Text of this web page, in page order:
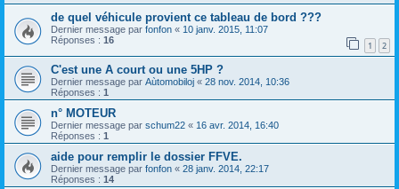
de quel véhicule provient ce tableau de bord ???
Dernier message par fonfon « 10 janv. 2015, 11:07
Réponses : 16 1 2
C'est une A court ou une 5HP ?
Dernier message par Aùtomobiloj « 28 nov. 2014, 10:36
Réponses : 1
n° MOTEUR
Dernier message par schum22 « 16 avr. 2014, 16:40
Réponses : 1
aide pour remplir le dossier FFVE.
Dernier message par fonfon « 28 janv. 2014, 22:17
Réponses : 14